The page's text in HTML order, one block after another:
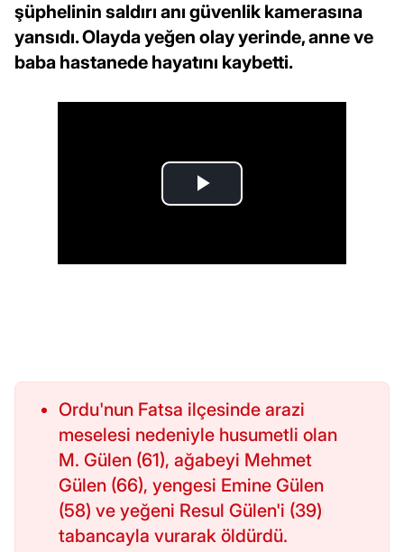
şüphelinin saldırı anı güvenlik kamerasına
yansıdı. Olayda yeğen olay yerinde, anne ve
baba hastanede hayatını kaybetti.
Ordu'nun Fatsa ilçesinde arazi
meselesi nedeniyle husumetli olan
M. Gülen (61), ağabeyi Mehmet
Gülen (66), yengesi Emine Gülen
(58) ve yeğeni Resul Gülen'i (39)
tabancayla vurarak öldürdü.